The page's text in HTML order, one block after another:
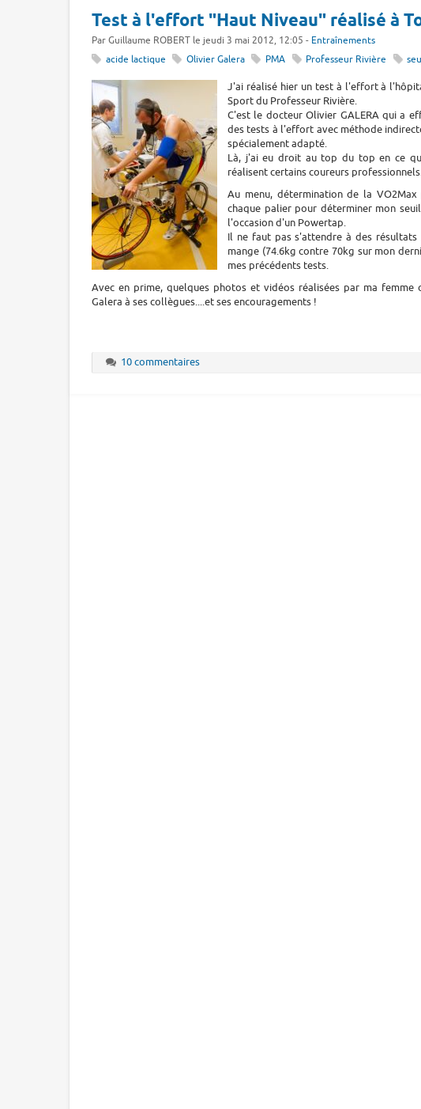
Test à l'effort "Haut Niveau" réalisé à
Par Guillaume ROBERT le jeudi 3 mai 2012, 12:05 - Entraînements
acide lactique
Olivier Galera PMA Professeur Rivière
J'ai réalisé hier un test à l'effort à
Sport du Professeur Rivière.
C'est le docteur Olivier GALERA qui a
des tests à l'effort avec méthode
spécialement adapté.
Là, j'ai eu droit au top du top en ce
réalisent certains coureurs
Au menu, détermination de la
chaque palier pour déterminer mon
l'occasion d'un Powertap.
Il ne faut pas s'attendre à des
mange (74.6kg contre 70kg sur mon
mes précédents tests.
Avec en prime, quelques photos et vidéos réalisées par ma
Galera à ses collègues....et ses encouragements !
10 commentaires